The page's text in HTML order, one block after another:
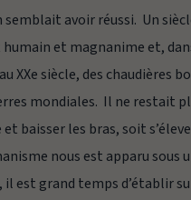
semblait avoir réussi. Un
et magnanime et,
XXe siècle, des chaudières
mondiales. Il ne restait
baisser les bras, soit
nous est apparu
il est grand temps d’établir